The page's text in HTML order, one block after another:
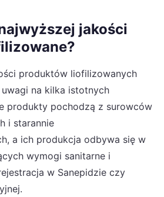
jakości
produktów liofilizowanych
na kilka istotnych
produkty pochodzą z surowców
i starannie
a ich produkcja odbywa się w
wymogi sanitarne i
w Sanepidzie czy